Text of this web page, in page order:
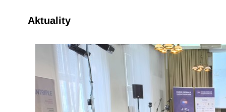
Aktuality